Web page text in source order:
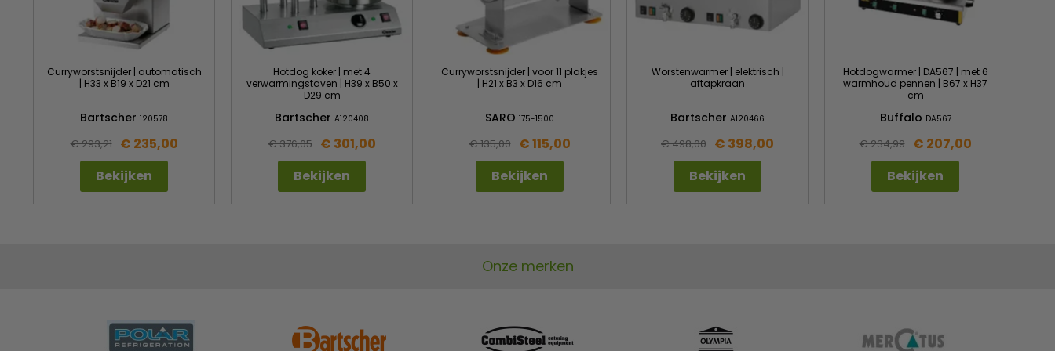
Curryworstsnijder | automatisch
| H33 x B19 x D21 cm
Bartscher 120578
€ 293,21
€ 235,00
Bekijken
Hotdog koker | met 4
verwarmingstaven | H39 x B50 x
D29 cm
Bartscher A120408
€ 376,05
€ 301,00
Bekijken
Curryworstsnijder | voor 11 plakjes
| H21 x B3 x D16 cm
SARO 175-1500
€ 135,00
€ 115,00
Bekijken
Worstenwarmer | elektrisch |
aftapkraan
Bartscher A120466
€ 498,00 € 398,00
Bekijken
Hotdogwarmer | DA567 | met 6
warmhoud pennen | B67 x H37
cm
Buffalo DA567
€ 234,99
€ 207,00
Bekijken
Onze merken